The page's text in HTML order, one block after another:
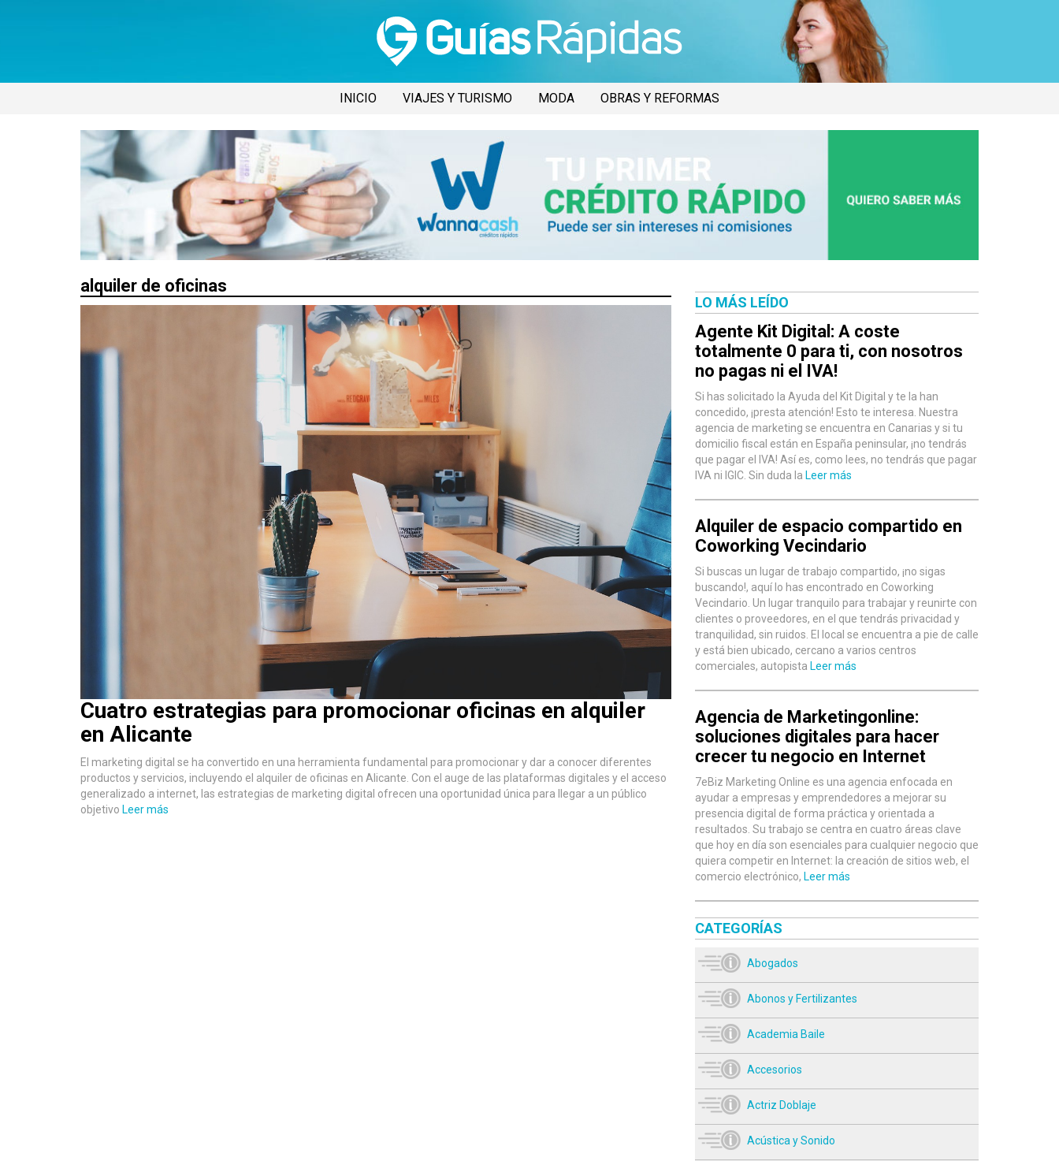
INICIO VIAJES Y TURISMO MODA OBRAS Y REFORMAS
alquiler de oficinas
Cuatro estrategias para promocionar oficinas en alquiler
en Alicante
El marketing digital se ha convertido en una herramienta fundamental para promocionar y dar a conocer diferentes
productos y servicios, incluyendo el alquiler de oficinas en Alicante. Con el auge de las plataformas digitales y el acceso
generalizado a internet, las estrategias de marketing digital ofrecen una oportunidad única para llegar a un público
objetivo Leer más
LO MÁS LEÍDO
Agente Kit Digital: A coste
totalmente 0 para ti, con nosotros
no pagas ni el IVA!
Si has solicitado la Ayuda del Kit Digital y te la han
concedido, ¡presta atención! Esto te interesa. Nuestra
agencia de marketing se encuentra en Canarias y si tu
domicilio fiscal están en España peninsular, ¡no tendrás
que pagar el IVA! Así es, como lees, no tendrás que pagar
IVA ni IGIC. Sin duda la Leer más
Alquiler de espacio compartido en
Coworking Vecindario
Si buscas un lugar de trabajo compartido, ¡no sigas
buscando!, aquí lo has encontrado en Coworking
Vecindario. Un lugar tranquilo para trabajar y reunirte con
clientes o proveedores, en el que tendrás privacidad y
tranquilidad, sin ruidos. El local se encuentra a pie de calle
y está bien ubicado, cercano a varios centros
comerciales, autopista Leer más
Agencia de Marketingonline:
soluciones digitales para hacer
crecer tu negocio en Internet
7eBiz Marketing Online es una agencia enfocada en
ayudar a empresas y emprendedores a mejorar su
presencia digital de forma práctica y orientada a
resultados. Su trabajo se centra en cuatro áreas clave
que hoy en día son esenciales para cualquier negocio que
quiera competir en Internet: la creación de sitios web, el
comercio electrónico, Leer más
CATEGORÍAS
Abogados
Abonos y Fertilizantes
Academia Baile
Accesorios
Actriz Doblaje
Acústica y Sonido